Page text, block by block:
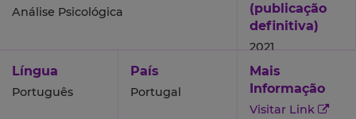
Análise Psicológica
(publicação
definitiva)
2021
Língua
Português
País
Portugal
Mais
Informação
Visitar Link